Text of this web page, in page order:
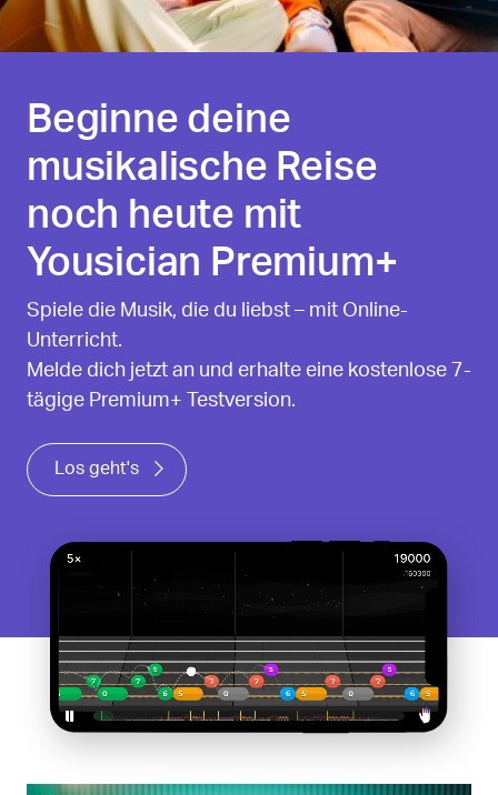
Beginne deine
musikalische Reise
noch heute mit
Yousician Premium+
Spiele die Musik, die du liebst – mit Online-
Unterricht.
Melde dich jetzt an und erhalte eine kostenlose 7-
tägige Premium+ Testversion.
Los geht's